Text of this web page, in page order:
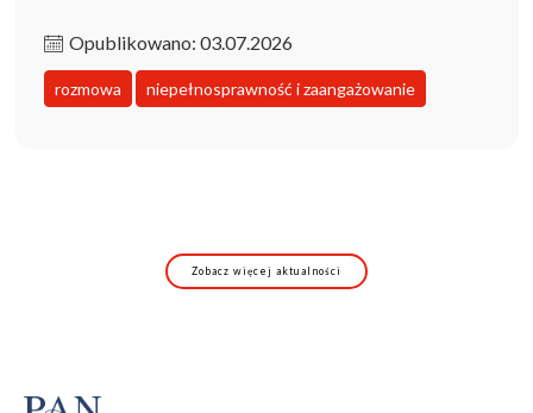
Opublikowano: 03.07.2026
rozmowa niepełnosprawność i zaangażowanie
Zobacz więcej aktualności